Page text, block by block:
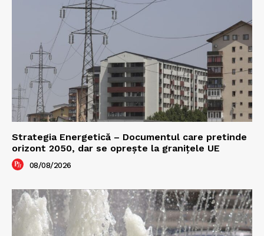
Strategia Energetică – Documentul care pretinde
orizont 2050, dar se oprește la granițele UE
08/08/2026